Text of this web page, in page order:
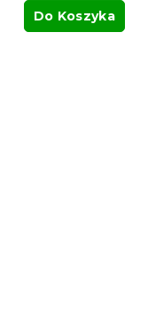
Do Koszyka